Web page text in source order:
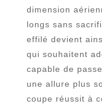
dimension
longs sans
effilé devient
qui souhaitent
capable de
une allure plus
coupe réussit à